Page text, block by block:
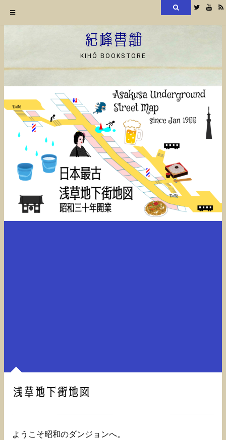
ン
ツ
へ
Twitter
紀峰書舗
KIHŌ BOOKSTORE
浅草地下街地図
ようこそ昭和のダンジョンへ。